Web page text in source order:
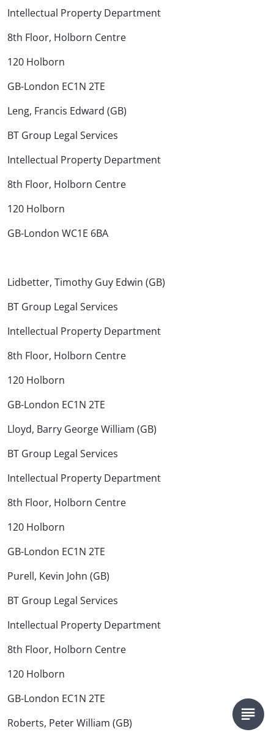
Intellectual Property Department
8th Floor, Holborn Centre
120 Holborn
GB-London EC1N 2TE
Leng, Francis Edward (GB)
BT Group Legal Services
Intellectual Property Department
8th Floor, Holborn Centre
120 Holborn
GB-London WC1E 6BA
Lidbetter, Timothy Guy Edwin (GB)
BT Group Legal Services
Intellectual Property Department
8th Floor, Holborn Centre
120 Holborn
GB-London EC1N 2TE
Lloyd, Barry George William (GB)
BT Group Legal Services
Intellectual Property Department
8th Floor, Holborn Centre
120 Holborn
GB-London EC1N 2TE
Purell, Kevin John (GB)
BT Group Legal Services
Intellectual Property Department
8th Floor, Holborn Centre
120 Holborn
GB-London EC1N 2TE
Roberts, Peter William (GB)